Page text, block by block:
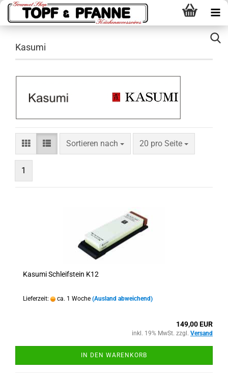
Kasumi
Sortieren nach
Sortieren nach 20 pro Seite
pro Seite
1
Kasumi Schleifstein K12
Lieferzeit: ca. 1 Woche (Ausland abweichend)
149,00 EUR
inkl. 19% MwSt. zzgl. Versand
IN DEN WARENKORB